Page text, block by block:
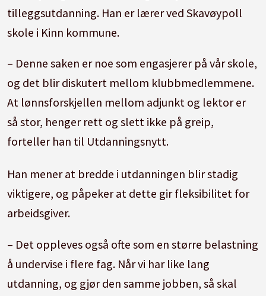
tilleggsutdanning. Han er lærer ved Skavøypoll
skole i Kinn kommune.
– Denne saken er noe som engasjerer på vår skole,
og det blir diskutert mellom klubbmedlemmene.
At lønnsforskjellen mellom adjunkt og lektor er
så stor, henger rett og slett ikke på greip,
forteller han til Utdanningsnytt.
Han mener at bredde i utdanningen blir stadig
viktigere, og påpeker at dette gir fleksibilitet for
arbeidsgiver.
– Det oppleves også ofte som en større belastning
å undervise i flere fag. Når vi har like lang
utdanning, og gjør den samme jobben, så skal